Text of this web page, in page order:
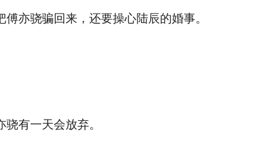
亦骁骗回来，还要操心陆辰的婚事。
有一天会放弃。